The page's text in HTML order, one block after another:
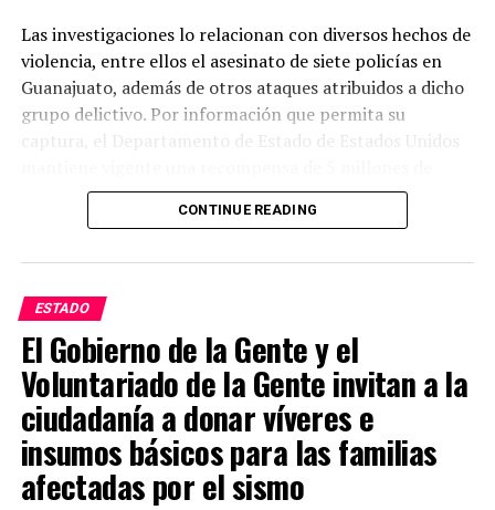
Las investigaciones lo relacionan con diversos hechos de
violencia, entre ellos el asesinato de siete policías en
Guanajuato, además de otros ataques atribuidos a dicho
grupo delictivo. Por información que permita su
captura, el Departamento de Estado de Estados Unidos
delictivo mantiene presencia en varios estados del país y
lo consideran uno de los principales generadores de
violencia. Mientras tanto, las investigaciones continúan
y las autoridades mexicanas y estadounidenses
mantienen la búsqueda de Juan Carlos Valencia
González para que responda ante la justicia por los
delitos que se le atribuyen.
CONTINUE READING
ESTADO
El Gobierno de la Gente y el
Voluntariado de la Gente invitan a la
ciudadanía a donar víveres e
insumos básicos para las familias
afectadas por el sismo